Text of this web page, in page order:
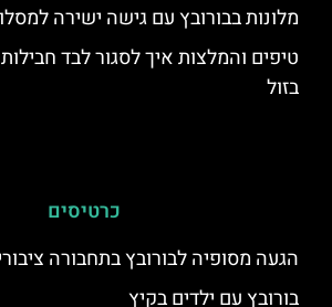
מלונות בבורובץ עם גישה ישירה
טיפים והמלצות איך לסגור לבד
בזול
כרטיסים
הגעה מסופיה לבורובץ בתחבורה
בורובץ עם ילדים בקיץ